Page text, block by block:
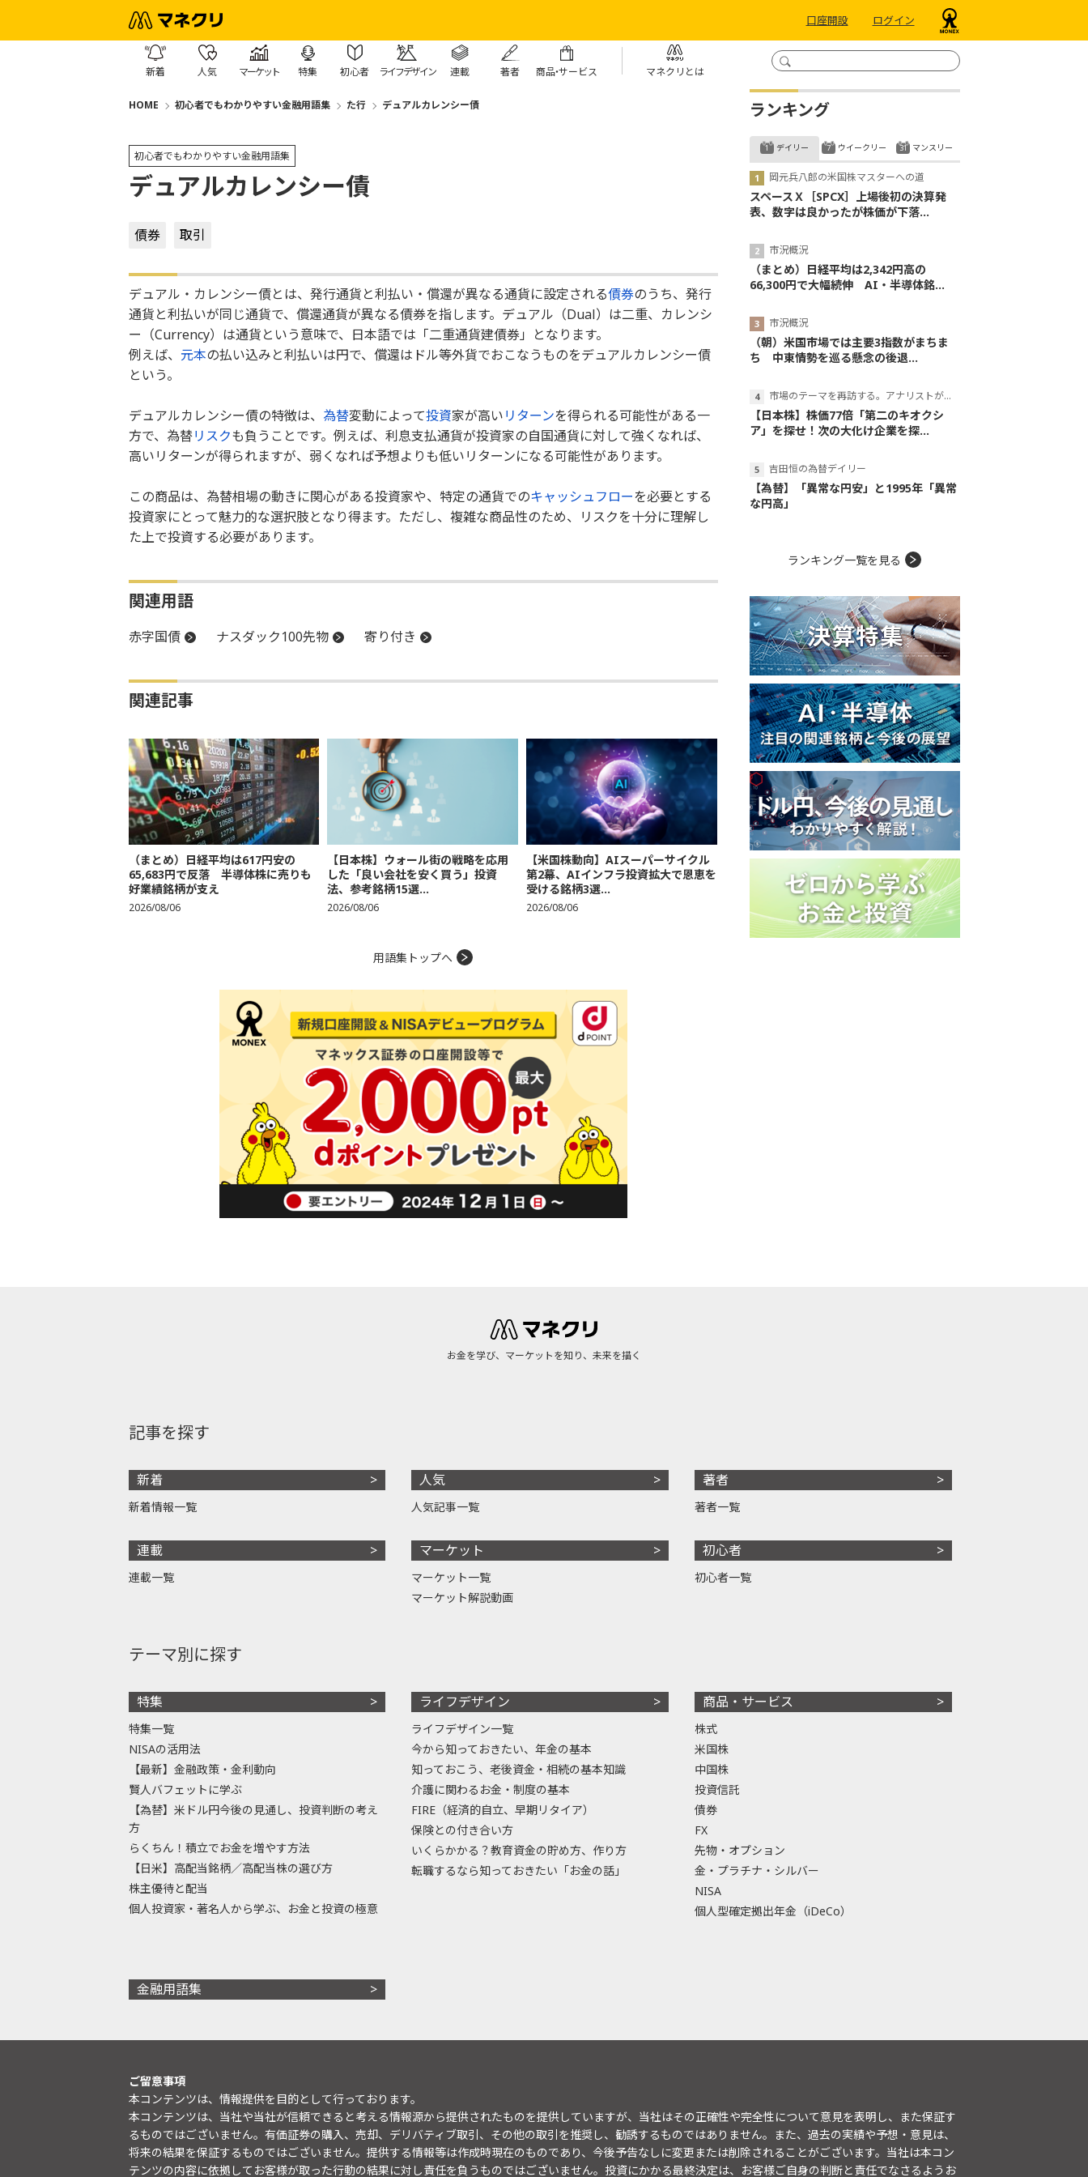
口座開設 ログイン
新着 人気 マーケット 特集 初心者 ライフデザイン 連載 著者 商品・サービス マネクリとは
HOME 初心者でもわかりやすい金融用語集 た行 デュアルカレンシー債
初心者でもわかりやすい金融用語集
デュアルカレンシー債
債券 取引
デュアル・カレンシー債とは、発行通貨と利払い・償還が異なる通貨に設定される債券のうち、発行
通貨と利払いが同じ通貨で、償還通貨が異なる債券を指します。デュアル（Dual）は二重、カレンシ
ー（Currency）は通貨という意味で、日本語では「二重通貨建債券」となります。
例えば、 元本の払い込みと利払いは円で、償還はドル等外貨でおこなうものをデュアルカレンシー債
という。
デュアルカレンシー債の特徴は、 為替変動によって投資家が高いリターンを得られる可能性がある一
方で、為替リスクも負うことです。例えば、利息支払通貨が投資家の自国通貨に対して強くなれば、
高いリターンが得られますが、弱くなれば予想よりも低いリターンになる可能性があります。
この商品は、為替相場の動きに関心がある投資家や、特定の通貨でのキャッシュフローを必要とする
投資家にとって魅力的な選択肢となり得ます。ただし、複雑な商品性のため、リスクを十分に理解し
た上で投資する必要があります。
関連用語
赤字国債 ナスダック100先物 寄り付き
関連記事
（まとめ）日経平均は617円安の
65,683円で反落 半導体株に売りも
好業績銘柄が支え
2026/08/06
【日本株】ウォール街の戦略を応用
した「良い会社を安く買う」投資
法、参考銘柄15選...
2026/08/06
【米国株動向】AIスーパーサイクル
第2幕、AIインフラ投資拡大で恩恵を
受ける銘柄3選...
2026/08/06
用語集トップへ
ランキング
デイリー
岡元兵八郎の米国株マスターへの道
スペースＸ［SPCX］上場後初の決算発
表、数字は良かったが株価が下落...
市況概況
（まとめ）日経平均は2,342円高の
66,300円で大幅続伸 AI・半導体銘...
市況概況
（朝）米国市場では主要3指数がまちま
ち 中東情勢を巡る懸念の後退...
市場のテーマを再訪する。アナリストが読み解くテーマの本質
【日本株】株価77倍「第二のキオクシ
ア」を探せ！次の大化け企業を探...
吉田恒の為替デイリー
【為替】「異常な円安」と1995年「異常
な円高」
ウイークリー マンスリー
ランキング一覧を見る
お金を学び、マーケットを知り、未来を描く
記事を探す
新着
新着情報一覧
連載
連載一覧
人気
人気記事一覧
マーケット
マーケット一覧
マーケット解説動画
著者
著者一覧
初心者
初心者一覧
テーマ別に探す
特集
特集一覧
NISAの活用法
【最新】金融政策・金利動向
賢人バフェットに学ぶ
【為替】米ドル円今後の見通し、投資判断の考え
方
らくちん！積立でお金を増やす方法
【日米】高配当銘柄／高配当株の選び方
株主優待と配当
個人投資家・著名人から学ぶ、お金と投資の極意
ライフデザイン
ライフデザイン一覧
今から知っておきたい、年金の基本
知っておこう、老後資金・相続の基本知識
介護に関わるお金・制度の基本
FIRE（経済的自立、早期リタイア）
保険との付き合い方
いくらかかる？教育資金の貯め方、作り方
転職するなら知っておきたい「お金の話」
商品・サービス
株式
米国株
中国株
投資信託
債券
FX
先物・オプション
金・プラチナ・シルバー
NISA
個人型確定拠出年金（iDeCo）
金融用語集
ご留意事項
本コンテンツは、情報提供を目的として行っております。
本コンテンツは、当社や当社が信頼できると考える情報源から提供されたものを提供していますが、当社はその正確性や完全性について意見を表明し、また保証す
るものではございません。有価証券の購入、売却、デリバティブ取引、その他の取引を推奨し、勧誘するものではありません。また、過去の実績や予想・意見は、
将来の結果を保証するものではございません。提供する情報等は作成時現在のものであり、今後予告なしに変更または削除されることがございます。当社は本コン
テンツの内容に依拠してお客様が取った行動の結果に対し責任を負うものではございません。投資にかかる最終決定は、お客様ご自身の判断と責任でなさるようお